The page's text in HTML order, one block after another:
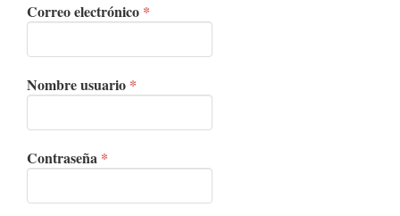
Correo electrónico *
Nombre usuario *
Contraseña *